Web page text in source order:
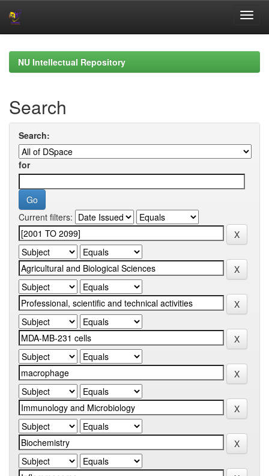
navigationNU Intellectual Repository
Search
Search:
for
Current filters: